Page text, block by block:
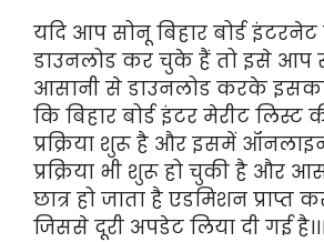
यदि आप सोनू बिहार बोर्ड
डाउनलोड कर चुके हैं तो इसे आप
आसानी से डाउनलोड करके
कि बिहार बोर्ड इंटर मेरीट लिस्ट
प्रक्रिया शुरू है और इसमें
प्रक्रिया भी शुरू हो चुकी है और
छात्र हो जाता है एडमिशन
जिससे दूरी अपडेट लिया दी गई है।।।